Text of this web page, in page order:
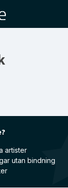
artister
utan bindning